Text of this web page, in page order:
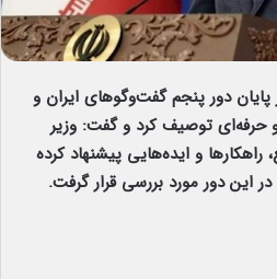
دور پنجم گفت‌وگوهای ایران و
و حرفه‌ای توصیف کرد و گفت: وزیر
راهکارها و ایده‌هایی پیشنهاد کرده
این دور مورد بررسی قرار گرفت.